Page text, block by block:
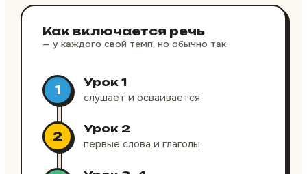
Как включается речь
— у каждого свой темп, но обычно так
1
Урок 1
слушает и осваивается
2
Урок 2
первые слова и глаголы